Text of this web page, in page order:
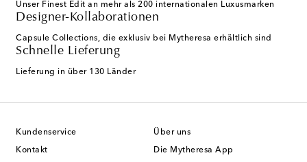
Unser Finest Edit an mehr als 200 internationalen Luxusmarken
Designer-Kollaborationen
Capsule Collections, die exklusiv bei Mytheresa erhältlich sind
Schnelle Lieferung
Lieferung in über 130 Länder
Kundenservice
Kontakt
Über uns
Die Mytheresa App